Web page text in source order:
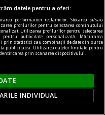
într-un spațiu
Are nevoie de
cărți potrivite.
datele pentru a oferi:
performanței reclamelor. Stocarea și/sau
profilurilor pentru selectarea conținutului
Utilizarea profilurilor pentru selectarea
publicitate personalizată. Măsurarea
prin statistici sau combinații de date din surse
publicitatea. Utilizarea datelor limitate pentru
prin scanarea dispozitivului.
INDIVIDUAL